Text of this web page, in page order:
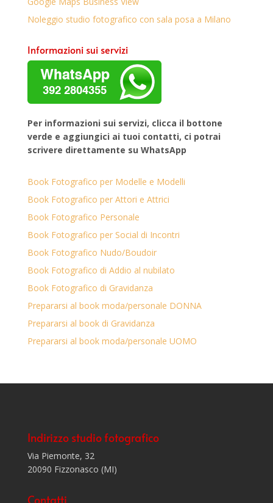
Noleggio studio fotografico con sala posa a Milano
Informazioni sui servizi
Per informazioni sui servizi, clicca il bottone
verde e aggiungici ai tuoi contatti, ci potrai
scrivere direttamente su WhatsApp
Book Fotografico per Modelle e Modelli
Book Fotografico per Attori e Attrici
Book Fotografico Personale
Book Fotografico per Social di Incontri
Book Fotografico Nudo/Boudoir
Book Fotografico di Addio al nubilato
Book Fotografico di Gravidanza
Prepararsi al book moda/personale DONNA
Prepararsi al book di Gravidanza
Prepararsi al book moda/personale UOMO
Indirizzo studio fotografico
Via Piemonte, 32
20090 Fizzonasco (MI)
Contatti